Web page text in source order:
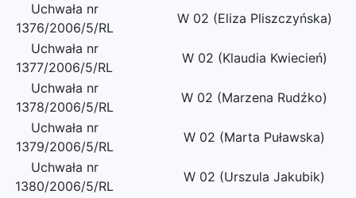
Uchwała nr
1376/2006/5/RL
W 02 (Eliza Pliszczyńska)
Uchwała nr
1377/2006/5/RL
W 02 (Klaudia Kwiecień)
Uchwała nr
1378/2006/5/RL
W 02 (Marzena Rudźko)
Uchwała nr
1379/2006/5/RL
W 02 (Marta Puławska)
Uchwała nr
1380/2006/5/RL
W 02 (Urszula Jakubik)